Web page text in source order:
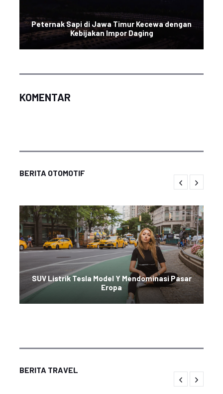
Peternak Sapi di Jawa Timur Kecewa dengan
Kebijakan Impor Daging
KOMENTAR
BERITA OTOMOTIF
SUV Listrik Tesla Model Y Mendominasi Pasar
Eropa
BERITA TRAVEL